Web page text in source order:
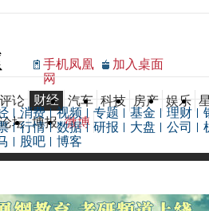
手机凤凰
网
加入桌面
评论 财经 汽车 科技 房产 娱乐
论坛 博报 微博
消费 视频 专题 基金 理财
行情 数据 研报 大盘 公司
股吧 博客